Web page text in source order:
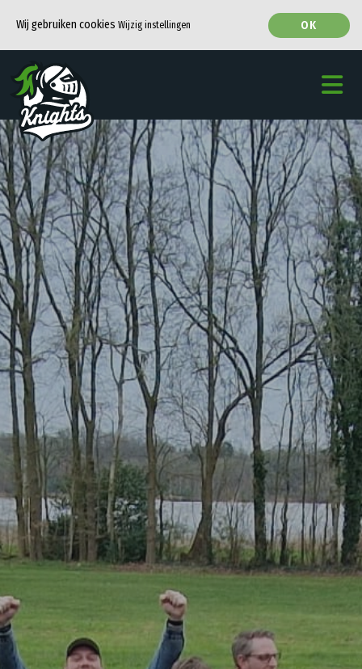
Wij gebruiken cookies Wijzig instellingen OK